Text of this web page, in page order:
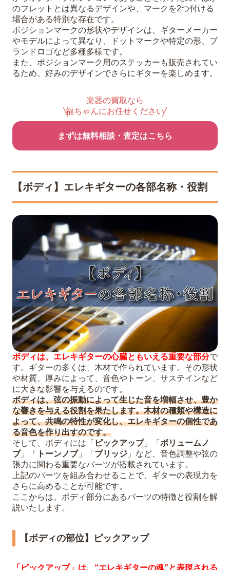
のフレットとは異なるデザインや、マークを2つ付ける
場合がある特別な存在です。
ポジションマークの形状やデザインは、ギターメーカー
やモデルによって異なり、ドットマークや特定の形、ブ
ランドロゴなど多種多様です。
また、ポジションマーク用のステッカーも販売されてい
るため、好みのデザインでさらにギターを楽しめます。
楽器の買取なら
福ちゃんにお任せください
まずは無料相談・査定はこちら
【ボディ】エレキギターの各部名称・役割
ボディは、エレキギターの心臓ともいえる重要な部分で
す。ギターの多くは、木材で作られています。その形状
や材質、厚みによって、音色やトーン、サステインなど
に大きな影響を与えるのです。
ボディは、弦の振動によって生じた音を増幅させ、豊か
な響きを与える役割を果たします。木材の種類や構造に
よって、共鳴の特性が変化し、エレキギターの個性であ
る音色を作り出すのです。
そして、ボディには「 ピックアップ」「 ボリュームノ
ブ」「 トーンノブ」「 ブリッジ 」など、音色調整や弦の
張力に関わる重要なパーツが搭載されています。
上記のパーツを組み合わせることで、ギターの表現力を
さらに高めることが可能です。
ここからは、ボディ部分にあるパーツの特徴と役割を解
説いたします。
【ボディの部位】ピックアップ
「ピックアップ」は、“エレキギターの魂”と表現される